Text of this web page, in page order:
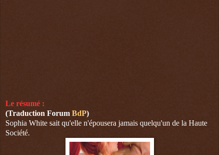
Le résumé :
(Traduction Forum BdP)
Sophia White sait qu'elle n'épousera jamais quelqu'un de la Haute
Société.